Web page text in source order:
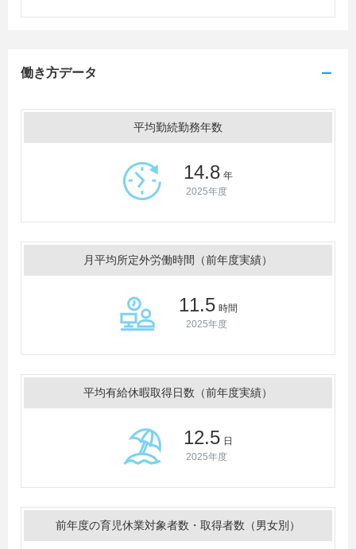
働き方データ
平均勤続勤務年数
14.8 年
2025年度
月平均所定外労働時間（前年度実績）
11.5 時間
2025年度
平均有給休暇取得日数（前年度実績）
12.5 日
2025年度
前年度の育児休業対象者数・取得者数（男女別）